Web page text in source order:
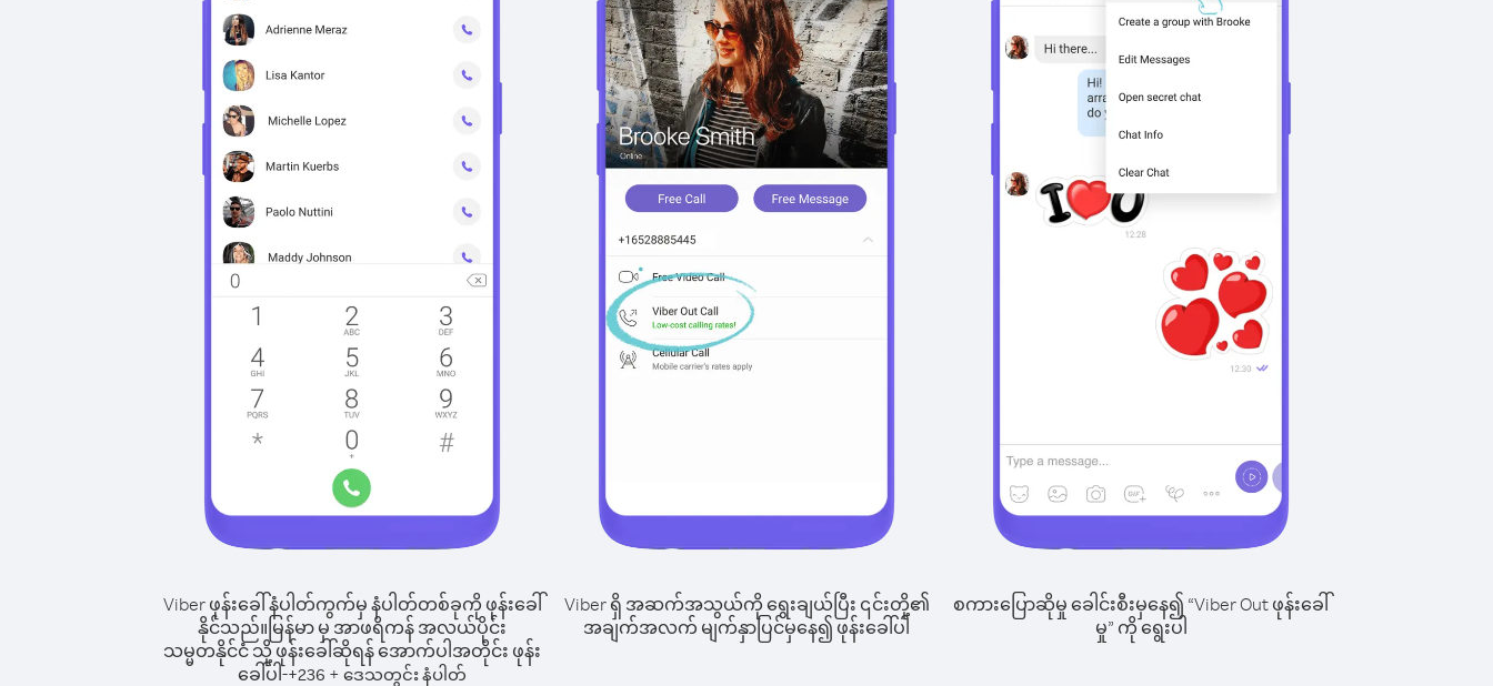
Viber ဖုန်းခေါ်နံပါတ်ကွက်မှ နံပါတ်တစ်ခုကို ဖုန်းခေါ်
နိုင်သည်။ မြန်မာ မှ အာဖရိကန် အလယ်ပိုင်း
သမ္မတနိုင်ငံ သို့ ဖုန်းခေါ်ဆိုရန် အောက်ပါအတိုင်း ဖုန်း
ခေါ်ပါ-+236 + ဒေသတွင်း နံပါတ်
Viber ရှိ အဆက်အသွယ်ကို ရွေးချယ်ပြီး ၎င်းတို့၏
အချက်အလက် မျက်နှာပြင်မှနေ၍ ဖုန်းခေါ်ပါ
စကားပြောဆိုမှု ခေါင်းစီးမှနေ၍ “Viber Out ဖုန်းခေါ်
မှု” ကို ရွေးပါ